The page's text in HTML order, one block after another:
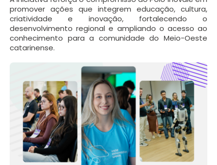
promover ações que integrem educação, cultura,
criatividade e inovação, fortalecendo o
desenvolvimento regional e ampliando o acesso ao
conhecimento para a comunidade do Meio-Oeste
catarinense.